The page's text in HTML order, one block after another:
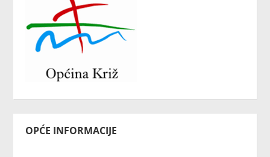
OPĆE INFORMACIJE